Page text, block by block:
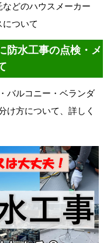
どのハウスメーカー
ついて
防水工事の点検・メ
バルコニー・ベランダ
け方について、詳しく